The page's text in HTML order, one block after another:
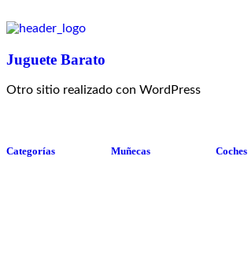
Juguete Barato
Otro sitio realizado con WordPress
Categorías Muñecas Coches